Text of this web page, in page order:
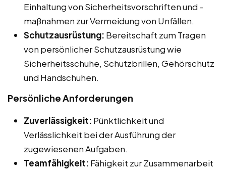
Einhaltung von Sicherheitsvorschriften und -
maßnahmen zur Vermeidung von Unfällen.
Schutzausrüstung: Bereitschaft zum Tragen
von persönlicher Schutzausrüstung wie
Sicherheitsschuhe, Schutzbrillen, Gehörschutz
und Handschuhen.
Persönliche Anforderungen
Zuverlässigkeit: Pünktlichkeit und
Verlässlichkeit bei der Ausführung der
zugewiesenen Aufgaben.
Teamfähigkeit: Fähigkeit zur Zusammenarbeit